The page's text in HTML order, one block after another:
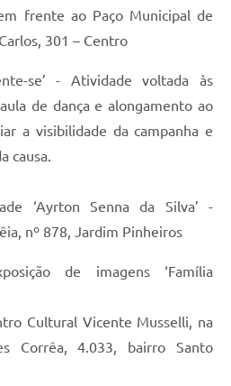
frente ao Paço Municipal de
301 – Centro
se’ - Atividade voltada às
de dança e alongamento ao
a visibilidade da campanha e
causa.
‘Ayrton Senna da Silva’ -
nº 878, Jardim Pinheiros
de imagens ‘Família
Cultural Vicente Musselli, na
Corrêa, 4.033, bairro Santo